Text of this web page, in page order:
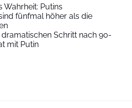
Putins
fünfmal höher als die
Schritt nach 90-
mit Putin